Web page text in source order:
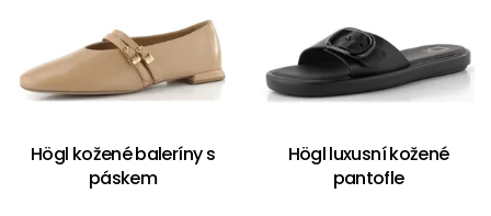
Högl kožené baleríny s
páskem
Högl luxusní kožené
pantofle